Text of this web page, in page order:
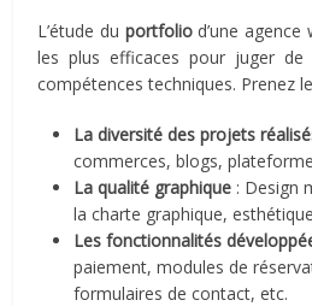
L’étude du portfoliod’une agence
les plus efficaces pour juger
compétences techniques. Prenez
La diversité des projets
commerces, blogs,
La qualité graphique : Design
la charte graphique,
Les fonctionnalités
paiement, modules de
formulaires de contact, etc.